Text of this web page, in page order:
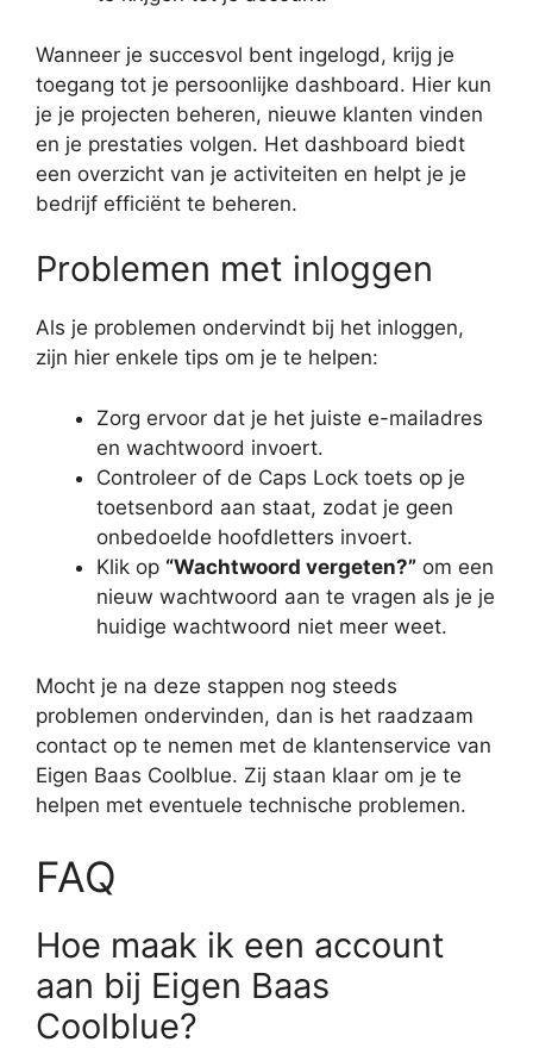
Wanneer je succesvol bent ingelogd, krijg je
toegang tot je persoonlijke dashboard. Hier kun
je je projecten beheren, nieuwe klanten vinden
en je prestaties volgen. Het dashboard biedt
een overzicht van je activiteiten en helpt je je
bedrijf efficiënt te beheren.
Problemen met inloggen
Als je problemen ondervindt bij het inloggen,
zijn hier enkele tips om je te helpen:
Zorg ervoor dat je het juiste e-mailadres
en wachtwoord invoert.
Controleer of de Caps Lock toets op je
toetsenbord aan staat, zodat je geen
onbedoelde hoofdletters invoert.
Klik op “Wachtwoord vergeten?” om een
nieuw wachtwoord aan te vragen als je je
huidige wachtwoord niet meer weet.
Mocht je na deze stappen nog steeds
problemen ondervinden, dan is het raadzaam
contact op te nemen met de klantenservice van
Eigen Baas Coolblue. Zij staan klaar om je te
helpen met eventuele technische problemen.
FAQ
Hoe maak ik een account
aan bij Eigen Baas
Coolblue?